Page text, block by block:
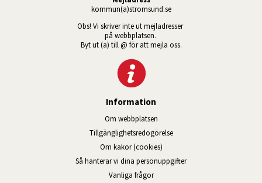
kommun(a)stromsund.se
Obs! Vi skriver inte ut mejladresser
på webbplatsen.
Byt ut (a) till @ för att mejla oss.
Information
Om webbplatsen
Tillgänglig­hets­redo­görelse
Om kakor (cookies)
Så hanterar vi dina personuppgifter
Vanliga frågor